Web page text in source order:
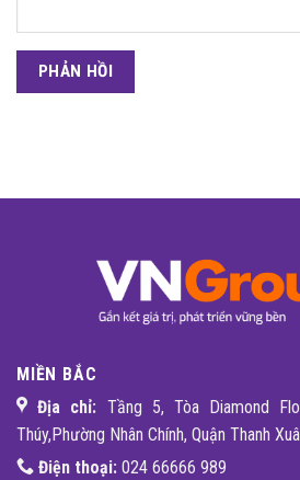
MIỀN BẮC
Địa chỉ: Tầng 5, Tòa Diamond
Thúy,Phường Nhân Chính, Quận Thanh
Điện thoại: 024 66666 989